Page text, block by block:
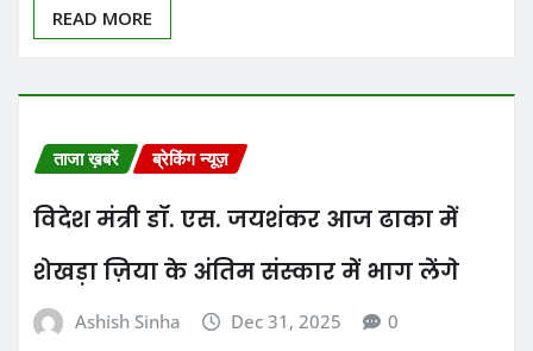
READ MORE
ताजा ख़बरें ब्रेकिंग न्यूज़
विदेश मंत्री डॉ. एस. जयशंकर आज ढाका में
शेखड़ा ज़िया के अंतिम संस्कार में भाग लेंगे
Ashish Sinha Dec 31, 2025 0